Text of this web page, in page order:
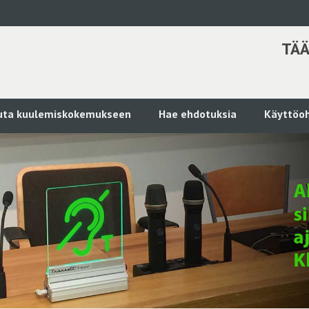
kuulemiskokemukseen Hae ehdotuksia